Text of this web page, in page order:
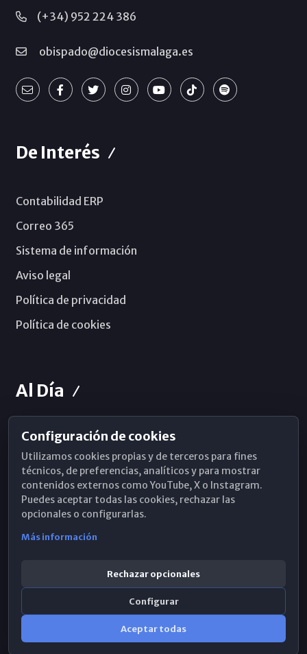
(+34) 952 224 386
obispado@diocesismalaga.es
De Interés
Contabilidad ERP
Correo 365
Sistema de información
Aviso legal
Política de privacidad
Política de cookies
Al Día
Horarios de Misa
Hemeroteca
WhatsApp
Configuración de cookies
Utilizamos cookies propias y de terceros para fines
técnicos, de preferencias, analíticos y para mostrar
contenidos externos como YouTube, X o Instagram.
Puedes aceptar todas las cookies, rechazar las
opcionales o configurarlas.
Más información
Rechazar opcionales
Configurar
Aceptar todas